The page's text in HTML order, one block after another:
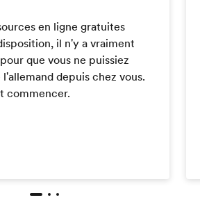
en ligne gratuites
il n'y a vraiment
que vous ne puissiez
depuis chez vous.
commencer.